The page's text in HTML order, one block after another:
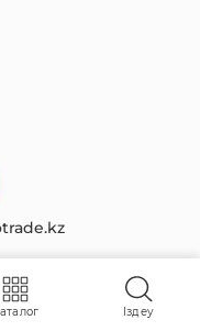
Іздеу
Lincoln